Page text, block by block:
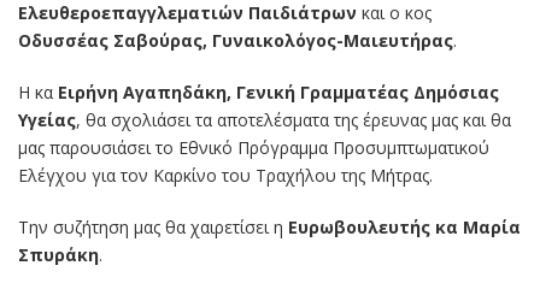
Ελευθεροεπαγγλεματιών Παιδιάτρων και ο κος
Οδυσσέας Σαβούρας, Γυναικολόγος-Μαιευτήρας.
Η κα Ειρήνη Αγαπηδάκη, Γενική Γραμματέας Δημόσιας
Υγείας, θα σχολιάσει τα αποτελέσματα της έρευνας μας και θα
μας παρουσιάσει το Εθνικό Πρόγραμμα Προσυμπτωματικού
Ελέγχου για τον Καρκίνο του Τραχήλου της Μήτρας.
Την συζήτηση μας θα χαιρετίσει η Ευρωβουλευτής κα Μαρία
Σπυράκη.